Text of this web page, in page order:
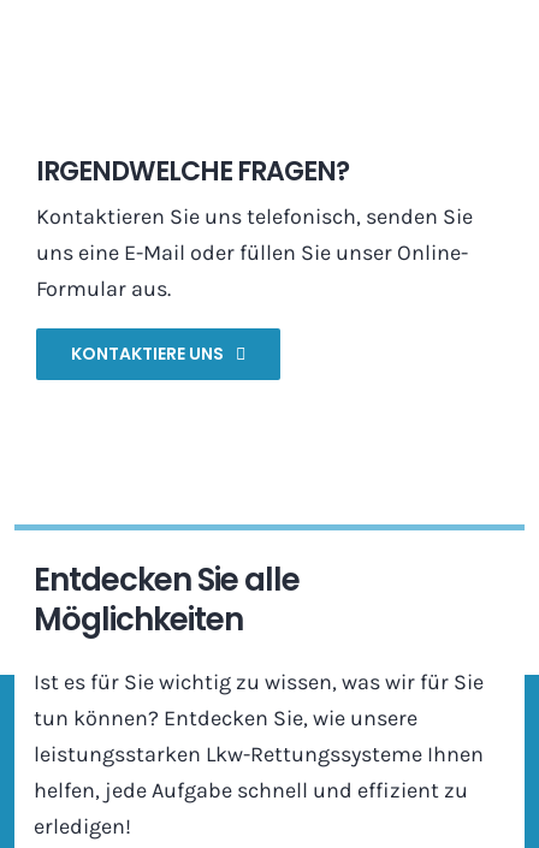
IRGENDWELCHE FRAGEN?
Kontaktieren Sie uns telefonisch, senden Sie
uns eine E-Mail oder füllen Sie unser Online-
Formular aus.
KONTAKTIERE UNS
Entdecken Sie alle
Möglichkeiten
Ist es für Sie wichtig zu wissen, was wir für Sie
tun können? Entdecken Sie, wie unsere
leistungsstarken Lkw-Rettungssysteme Ihnen
helfen, jede Aufgabe schnell und effizient zu
erledigen!